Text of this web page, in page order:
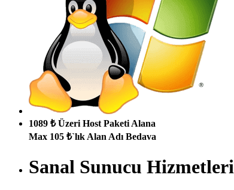
1089 ₺ Üzeri Host Paketi Alana
Max 105 ₺`lık Alan Adı Bedava
Sanal Sunucu Hizmetleri